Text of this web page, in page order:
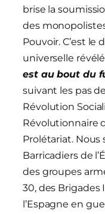
brise la
des
Pouvoir. C’est le
universelle
est au bout du
suivant les pas
Révolution
Révolutionnaire
Prolétariat. Nous
Barricadiers de
des groupes
30, des
l’Espagne en